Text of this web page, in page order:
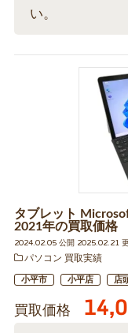
い。
タブレット
2021年の買取価格
2024.02.05 公開 2025.02.21
パソコン 買取実績
小平市 小平店 店
買取価格